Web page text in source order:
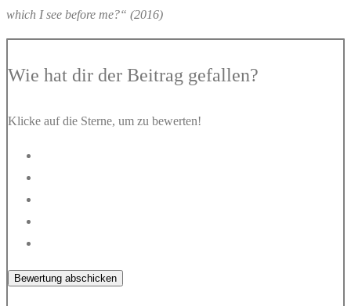
which I see before me?“ (2016)
Wie hat dir der Beitrag gefallen?
Klicke auf die Sterne, um zu bewerten!
Bewertung abschicken